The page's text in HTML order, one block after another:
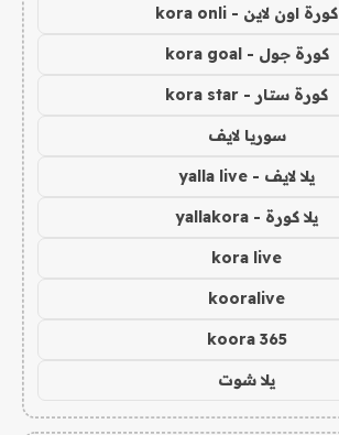
كورة اون لاين - kora onli
كورة جول - kora goal
كورة ستار - kora star
سوريا لايف
يلا لايف - yalla live
يلا كورة - yallakora
kora live
kooralive
koora 365
يلا شوت